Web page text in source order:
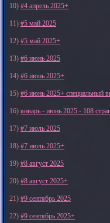
10) #4 апрель 2025+
11) #5 май 2025
12) #5 май 2025+
13) #6 июнь 2025
14) #6 июнь 2025+
15) #6 июнь 2025+ специальный
16) январь - июнь 2025 - 108
17) #7 июль 2025
18) #7 июль 2025+
19) #8 август 2025
20) #8 август 2025+
21) #9 сентябрь 2025
22) #9 сентябрь 2025+